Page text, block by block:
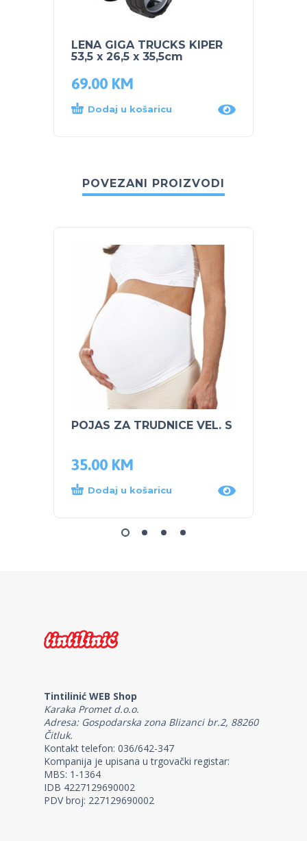
LENA GIGA TRUCKS KIPER
53,5 x 26,5 x 35,5cm
69.00 KM
Dodaj u košaricu
POVEZANI PROIZVODI
POJAS ZA TRUDNICE VEL. S
35.00 KM
Dodaj u košaricu
Tintilinić WEB Shop
Karaka Promet d.o.o.
Adresa: Gospodarska zona Blizanci br.2, 88260
Čitluk.
Kontakt telefon: 036/642-347
Kompanija je upisana u trgovački registar:
MBS: 1-1364
IDB 4227129690002
PDV broj: 227129690002